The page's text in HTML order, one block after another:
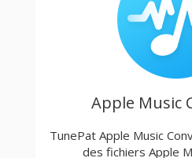
Apple Music
TunePat Apple Music
des fichiers Apple